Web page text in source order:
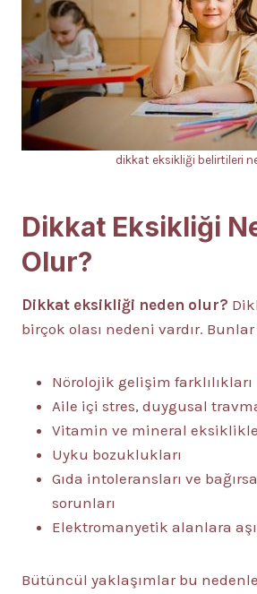
dikkat eksikliği belirtileri
Dikkat Eksikliği
Olur?
Dikkat eksikliği neden olur?
birçok olası nedeni vardır. Bunlar
Nörolojik gelişim farklılıkları
Aile içi stres, duygusal
Vitamin ve mineral
Uyku bozuklukları
Gıda intoleransları ve
sorunları
Elektromanyetik alanlara
Bütüncül yaklaşımlar bu